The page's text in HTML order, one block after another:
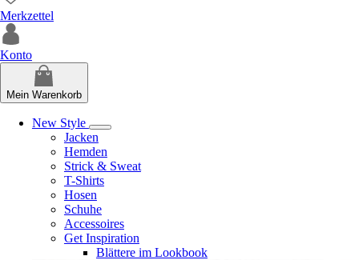
Merkzettel
Konto
Mein Warenkorb
New Style
Jacken
Hemden
Strick & Sweat
T-Shirts
Hosen
Schuhe
Accessoires
Get Inspiration
Blättere im Lookbook